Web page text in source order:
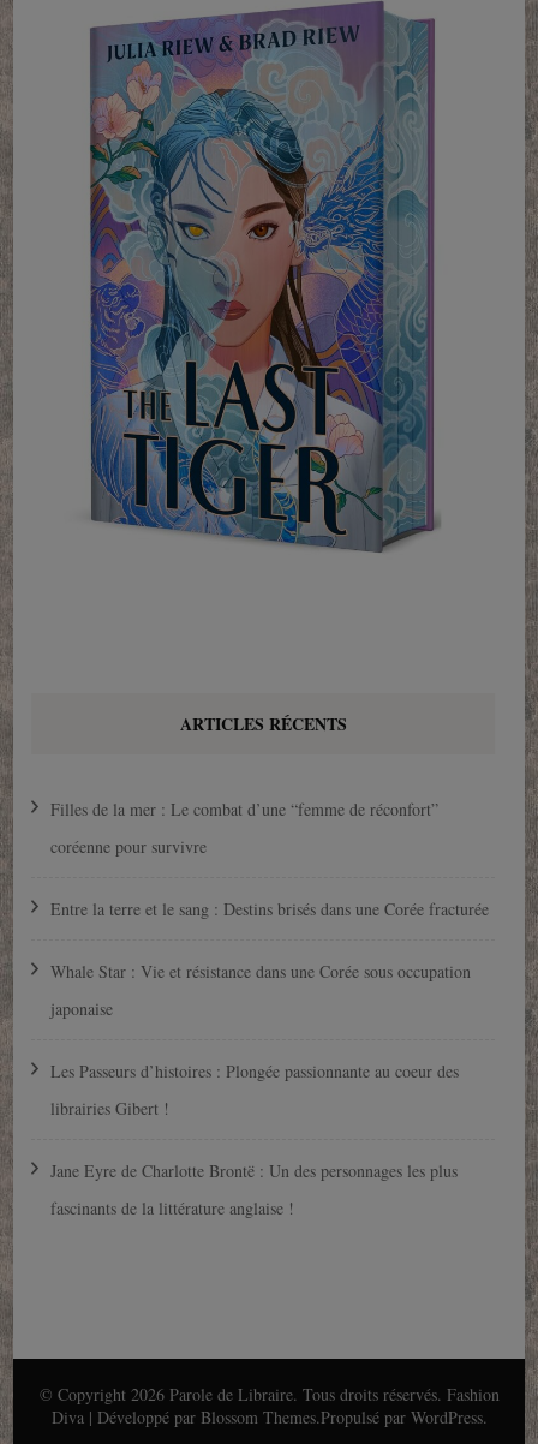
ARTICLES RÉCENTS
Filles de la mer : Le combat d’une “femme de réconfort”
coréenne pour survivre
Entre la terre et le sang : Destins brisés dans une Corée fracturée
Whale Star : Vie et résistance dans une Corée sous occupation
japonaise
Les Passeurs d’histoires : Plongée passionnante au coeur des
librairies Gibert !
Jane Eyre de Charlotte Brontë : Un des personnages les plus
fascinants de la littérature anglaise !
© Copyright 2026 Parole de Libraire. Tous droits réservés. Fashion
Diva | Développé par Blossom Themes.Propulsé par WordPress.